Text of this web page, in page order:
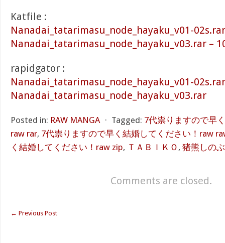
Katfile :
Nanadai_tatarimasu_node_hayaku_v01-
Nanadai_tatarimasu_node_hayaku_v03.rar –
rapidgator :
Nanadai_tatarimasu_node_hayaku_v01-02s.rar
Nanadai_tatarimasu_node_hayaku_v03.rar
Posted in: RAW MANGA ⋅ Tagged: 7代祟りますので早
raw rar, 7代祟りますので早く結婚してください！raw
く結婚してください！raw zip, ＴＡＢＩＫＯ , 猪熊しのぶ
Comments are closed.
← Previous Post